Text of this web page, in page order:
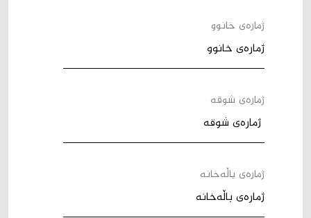
ژمارەی خانوو
ژمارەی شوقە
ژمارەی باڵەخانە